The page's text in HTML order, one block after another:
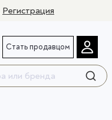
Регистрация
Стать продавцом